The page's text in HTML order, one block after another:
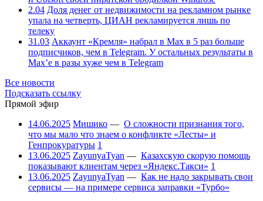
2.04 Доля денег от недвижимости на рекламном рынке
упала на четверть, ЦИАН рекламируется лишь по
телеку
31.03 Аккаунт «Кремля» набрал в Max в 5 раз больше
подписчиков, чем в Telegram. У остальных результаты в
Max’е в разы хуже чем в Telegram
Все новости
Подсказать ссылку
Прямой эфир
14.06.2025 Мишико — О сложности признания того,
что мы мало что знаем о конфликте «Лесты» и
Генпрокуратуры 1
13.06.2025 ZayunyaTyan — Казахскую скорую помощь
показывают клиентам через «Яндекс.Такси» 1
13.06.2025 ZayunyaTyan — Как не надо закрывать свои
сервисы — на примере сервиса заправки «Турбо»